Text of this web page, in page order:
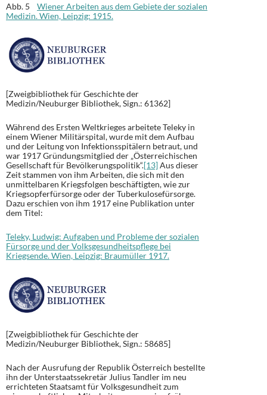
Abb. 5 Wiener Arbeiten aus dem Gebiete der sozialen
Medizin. Wien, Leipzig: 1915.
[Zweigbibliothek für Geschichte der
Medizin/Neuburger Bibliothek, Sign.: 61362]
Während des Ersten Weltkrieges arbeitete Teleky in
einem Wiener Militärspital, wurde mit dem Aufbau
und der Leitung von Infektionsspitälern betraut, und
war 1917 Gründungsmitglied der „Österreichischen
Gesellschaft für Bevölkerungspolitik“.[13]Aus dieser
Zeit stammen von ihm Arbeiten, die sich mit den
unmittelbaren Kriegsfolgen beschäftigten, wie zur
Kriegsopferfürsorge oder der Tuberkulosefürsorge.
Dazu erschien von ihm 1917 eine Publikation unter
dem Titel:
Teleky, Ludwig: Aufgaben und Probleme der sozialen
Fürsorge und der Volksgesundheitspflege bei
Kriegsende. Wien, Leipzig: Braumüller 1917.
[Zweigbibliothek für Geschichte der
Medizin/Neuburger Bibliothek, Sign.: 58685]
Nach der Ausrufung der Republik Österreich bestellte
ihn der Unterstaatssekretär Julius Tandler im neu
errichteten Staatsamt für Volksgesundheit zum